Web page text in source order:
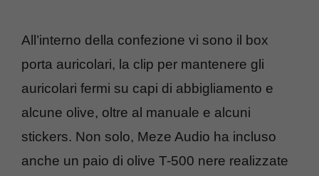
All’interno della confezione vi sono il box
porta auricolari, la clip per mantenere gli
auricolari fermi su capi di abbigliamento e
alcune olive, oltre al manuale e alcuni
stickers. Non solo, Meze Audio ha incluso
anche un paio di olive T-500 nere realizzate